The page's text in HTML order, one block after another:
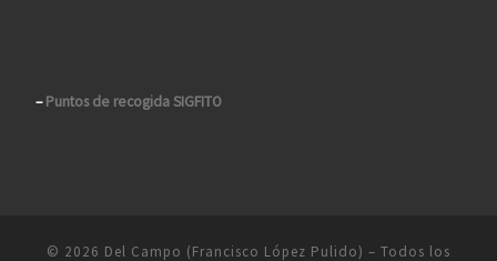
–Puntos de recogida SIGFITO
© 2026 Del Campo (Francisco López Pulido) – Todos los